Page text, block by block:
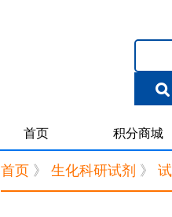
首页 积分商城
首页 》 生化科研试剂 》